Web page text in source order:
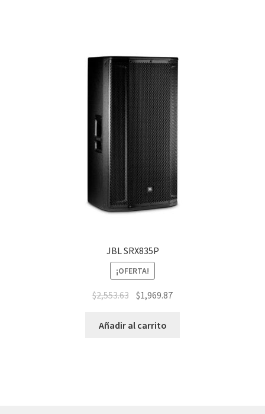
JBL SRX835P
¡OFERTA!
$2,553.63 $1,969.87
Añadir al carrito